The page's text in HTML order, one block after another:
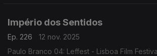
Império dos Sentidos
Ep. 226
12 nov. 2025
Paulo Branco 04: Leffest - Lisboa Film